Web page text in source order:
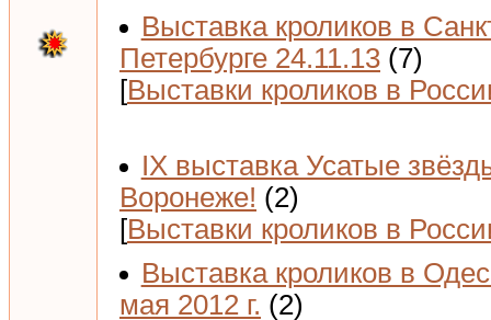
Выставка кроликов в
Петербурге 24.11.13 (7)
[Выставки кроликов в
IX выставка Усатые
Воронеже! (2)
[Выставки кроликов в
Выставка кроликов в
мая 2012 г. (2)